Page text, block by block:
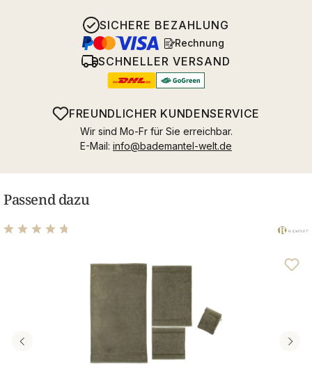
SICHERE BEZAHLUNG
Rechnung
SCHNELLER VERSAND
FREUNDLICHER KUNDENSERVICE
Wir sind Mo-Fr für Sie erreichbar.
E-Mail: info@bademantel-welt.de
Passend dazu